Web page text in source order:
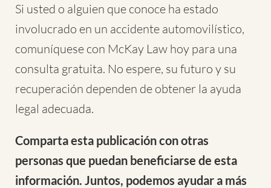
Si usted o alguien que conoce ha estado
involucrado en un accidente automovilístico,
comuníquese con McKay Law hoy para una
consulta gratuita. No espere, su futuro y su
recuperación dependen de obtener la ayuda
legal adecuada.
Comparta esta publicación con otras
personas que puedan beneficiarse de esta
información. Juntos, podemos ayudar a más